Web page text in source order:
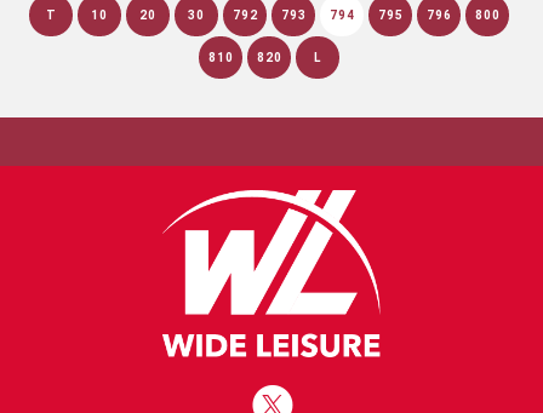
T 10 20 30 792 793 794 795 796 800
810 820 L